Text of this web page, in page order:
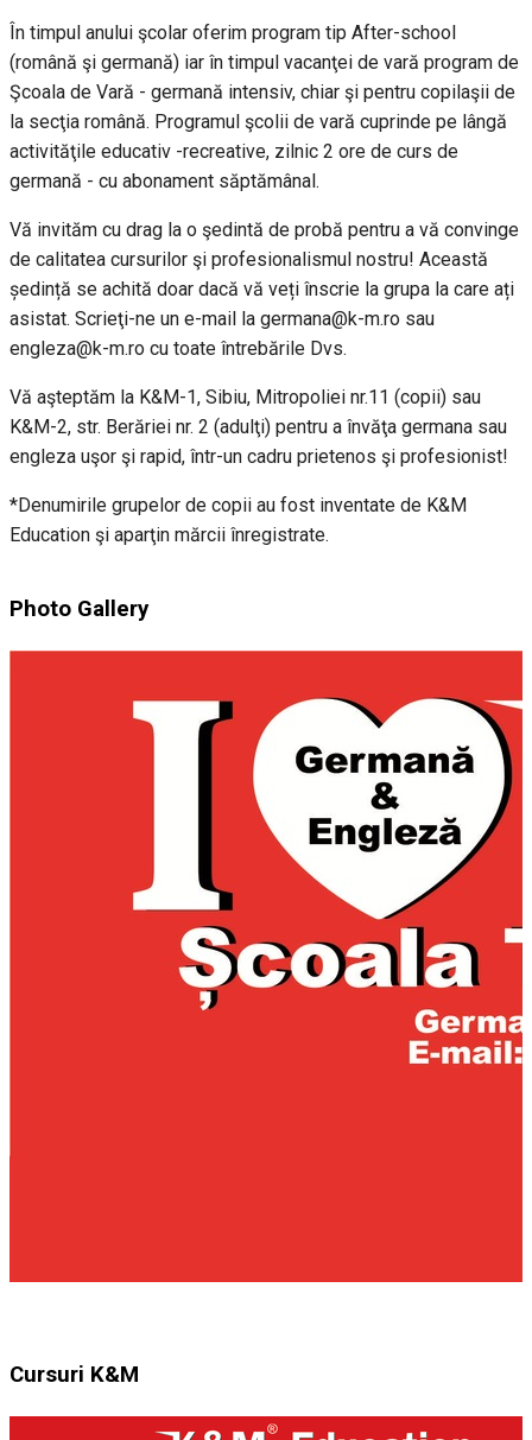
În timpul anului şcolar oferim program tip After-school
(română şi germană) iar în timpul vacanţei de vară program de
Şcoala de Vară - germană intensiv, chiar şi pentru copilaşii de
la secţia română. Programul şcolii de vară cuprinde pe lângă
activităţile educativ -recreative, zilnic 2 ore de curs de
germană - cu abonament săptămânal.
Vă invităm cu drag la o şedintă de probă pentru a vă convinge
de calitatea cursurilor şi profesionalismul nostru! Această
ședință se achită doar dacă vă veți înscrie la grupa la care ați
asistat. Scrieţi-ne un e-mail la germana@k-m.ro sau
engleza@k-m.ro cu toate întrebările Dvs.
Vă aşteptăm la K&M-1, Sibiu, Mitropoliei nr.11 (copii) sau
K&M-2, str. Berăriei nr. 2 (adulţi) pentru a învăţa germana sau
engleza uşor şi rapid, într-un cadru prietenos şi profesionist!
*Denumirile grupelor de copii au fost inventate de K&M
Education şi aparţin mărcii înregistrate.
Photo Gallery
Cursuri K&M